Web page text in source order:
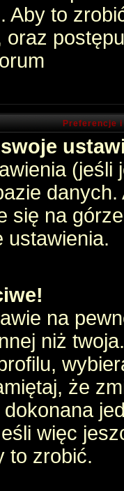
Aby to
oraz
Preferencje
(jeśli
się na
ustawienia.
na
niż
że
więc
to zrobić.